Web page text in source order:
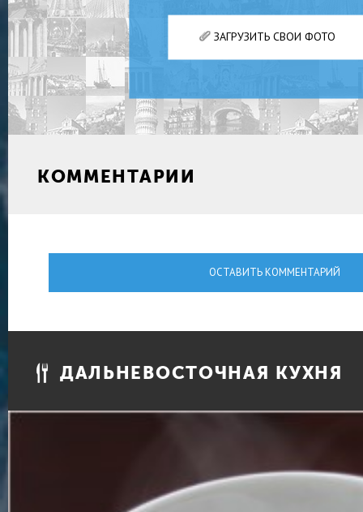
ЗАГРУЗИТЬ СВОИ ФОТО
КОММЕНТАРИИ
ОСТАВИТЬ КОММЕНТАРИЙ
ДАЛЬНЕВОСТОЧНАЯ КУХНЯ